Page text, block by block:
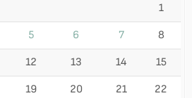
1
5 6 7 8
12 13 14 15
19 20 21 22